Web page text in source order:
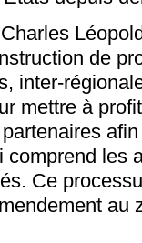
de
inter-
mettre à
comprend les
Ce